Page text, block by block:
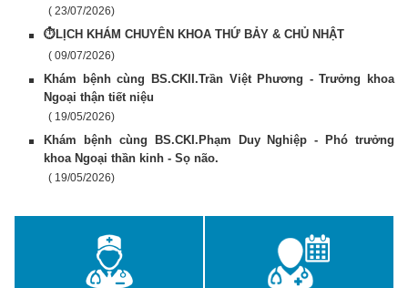
( 23/07/2026)
⏱️LỊCH KHÁM CHUYÊN KHOA THỨ BẢY & CHỦ NHẬT
( 09/07/2026)
Khám bệnh cùng BS.CKII.Trần Việt Phương - Trưởng khoa
Ngoại thận tiết niệu
( 19/05/2026)
Khám bệnh cùng BS.CKI.Phạm Duy Nghiệp - Phó trưởng
khoa Ngoại thần kinh - Sọ não.
( 19/05/2026)